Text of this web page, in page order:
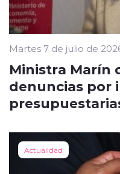
Martes 7 de julio de
Ministra Marín
denuncias por
Actualidad